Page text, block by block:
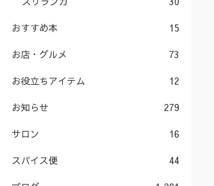
おすすめ本 15
お店・グルメ 73
お役立ちアイテム 12
お知らせ 279
サロン 16
スパイス便 44